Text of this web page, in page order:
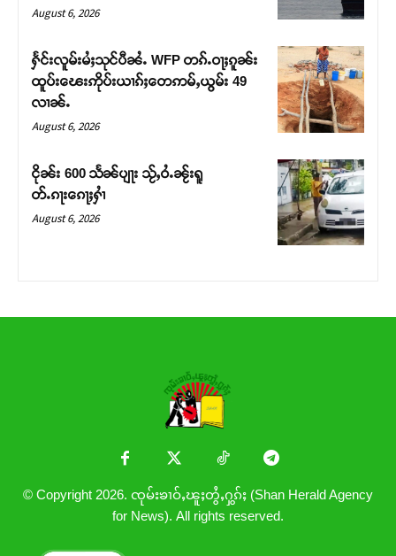
တႃႇႁႂ်ႈသဵင်ၵၢင်ၸႂ်ၵူၼ်းမိူင်း ၵူႈတီႈၵူႈလႅၼ်ပေႃးတေၸွ
တ်ႇ တူဝ်ႈလုမ်ႈၾႃႉၼၼ်ႉ ၶဝ်ႈႁူမ်ႈၵမ်ႉထႅမ် ၸုမ်းၶၢ
ဝ်ႇၽူႈတွႆႇႁွၵ်ႈ လႆႈယူႇၶႃႈဢေႃႈ။
August 6, 2026
ႁႅင်းလူမ်းမႆႈသုင်ပီၼႆႉ WFP တၵ်ႉဝႃႈၵူၼ်း
ထူပ်းၽေးဢိုပ်းယၢၵ်ႈတေဢမ်ႇယွမ်း 49
လၢၼ်ႉ
August 6, 2026
ငိုၼ်း 600 သႅၼ်ပျႃး သႂ်ႇဝႆႉၼႂ်းရူ
တ်ႉၵႃးၵေႃႈႁၢႆ
August 6, 2026
© Copyright 2026. ၸုမ်းၶၢဝ်ႇၽူႈတွႆႇႁွၵ်ႈ (Shan Herald Agency
for News). All rights reserved.